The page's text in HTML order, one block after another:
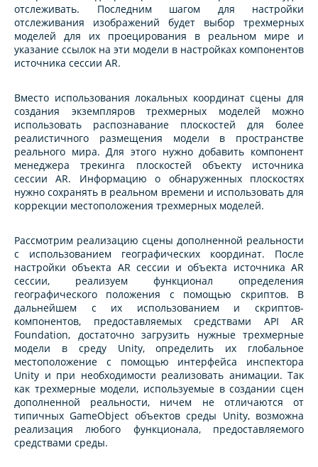
отслеживать. Последним шагом для настройки
отслеживания изображений будет выбор трехмерных
моделей для их проецирования в реальном мире и
указание ссылок на эти модели в настройках компонентов
источника сессии AR.
Вместо использования локальных координат сцены для
создания экземпляров трехмерных моделей можно
использовать распознавание плоскостей для более
реалистичного размещения модели в пространстве
реального мира. Для этого нужно добавить компонент
менеджера трекинга плоскостей объекту источника
сессии AR. Информацию о обнаруженных плоскостях
нужно сохранять в реальном времени и использовать для
коррекции местоположения трехмерных моделей.
Рассмотрим реализацию сцены дополненной реальности
с использованием географических координат. После
настройки объекта AR сессии и объекта источника AR
сессии, реализуем функционал определения
географического положения с помощью скриптов. В
дальнейшем с их использованием и скриптов-
компонентов, предоставляемых средствами API AR
Foundation, достаточно загрузить нужные трехмерные
модели в среду Unity, определить их глобальное
местоположение с помощью интерфейса инспектора
Unity и при необходимости реализовать анимации. Так
как трехмерные модели, используемые в создании сцен
дополненной реальности, ничем не отличаются от
типичных GameObject объектов среды Unity, возможна
реализация любого функционала, предоставляемого
средствами среды.